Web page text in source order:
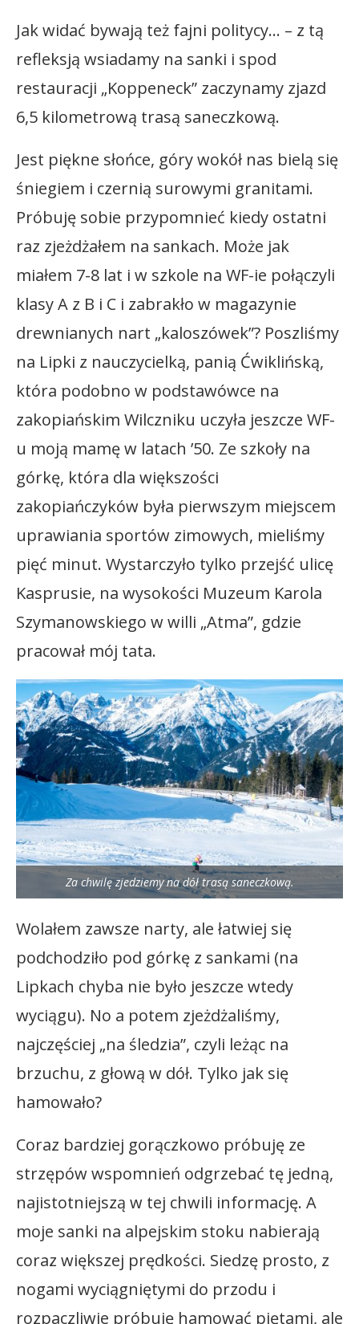
Jak widać bywają też fajni politycy… – z tą
refleksją wsiadamy na sanki i spod
restauracji „Koppeneck” zaczynamy zjazd
6,5 kilometrową trasą saneczkową.
Jest piękne słońce, góry wokół nas bielą się
śniegiem i czernią surowymi granitami.
Próbuję sobie przypomnieć kiedy ostatni
raz zjeżdżałem na sankach. Może jak
miałem 7-8 lat i w szkole na WF-ie połączyli
klasy A z B i C i zabrakło w magazynie
drewnianych nart „kaloszówek”? Poszliśmy
na Lipki z nauczycielką, panią Ćwiklińską,
która podobno w podstawówce na
zakopiańskim Wilczniku uczyła jeszcze WF-
u moją mamę w latach ’50. Ze szkoły na
górkę, która dla większości
zakopiańczyków była pierwszym miejscem
uprawiania sportów zimowych, mieliśmy
pięć minut. Wystarczyło tylko przejść ulicę
Kasprusie, na wysokości Muzeum Karola
Szymanowskiego w willi „Atma”, gdzie
pracował mój tata.
Za chwilę zjedziemy na dół trasą saneczkową.
Wolałem zawsze narty, ale łatwiej się
podchodziło pod górkę z sankami (na
Lipkach chyba nie było jeszcze wtedy
wyciągu). No a potem zjeżdżaliśmy,
najczęściej „na śledzia”, czyli leżąc na
brzuchu, z głową w dół. Tylko jak się
hamowało?
Coraz bardziej gorączkowo próbuję ze
strzępów wspomnień odgrzebać tę jedną,
najistotniejszą w tej chwili informację. A
moje sanki na alpejskim stoku nabierają
coraz większej prędkości. Siedzę prosto, z
nogami wyciągniętymi do przodu i
rozpaczliwie próbuję hamować piętami, ale